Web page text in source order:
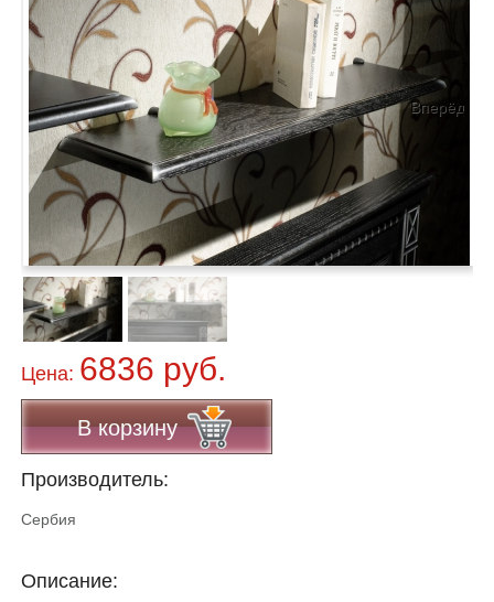
Вперёд
Цена: 6836 руб.
В корзину
Производитель:
Сербия
Описание: